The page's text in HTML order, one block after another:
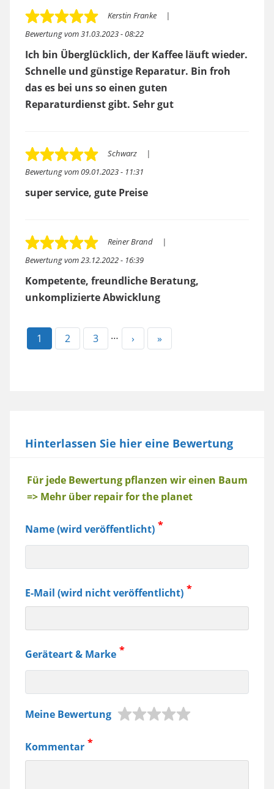
Bewertung vom31.03.2023 - 08:22
Kerstin Franke
Ich bin Überglücklich, der Kaffee läuft wieder.
Schnelle und günstige Reparatur. Bin froh
das es bei uns so einen guten
Reparaturdienst gibt. Sehr gut
Bewertung vom09.01.2023 - 11:31
Schwarz
super service, gute Preise
Bewertung vom23.12.2022 - 16:39
Reiner Brand
Kompetente, freundliche Beratung,
unkomplizierte Abwicklung
Aktuelle
1 Page
2 Page
3 …
Nächste
›
Letzte
»
Hinterlassen Sie hier eine Bewertung
Baum
Für jede Bewertung pflanzen wir einen Baum
=> Mehr über repair for the planet
Name (wird veröffentlicht)
E-Mail (wird nicht veröffentlicht)
Geräteart & Marke
Jura
Samsung
Meine Bewertung
Kommentar